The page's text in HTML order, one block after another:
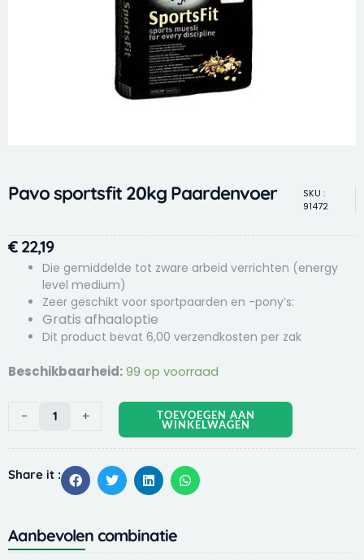
Pavo sportsfit 20kg Paardenvoer
SKU :
91472
€22,19
Die gemiddelde tot zware arbeid verrichten (energy
level medium)
Zeer geschikt voor sportpaarden en -pony’s:
Gratis afhaaloptie
Dit product bevat 6,00 verzendkosten per zak
Beschikbaarheid:99 op voorraad
-
Pavo
Paardenvoer + TOEVOEGEN AAN
WINKELWAGEN
Share it :
Aanbevolen combinatie